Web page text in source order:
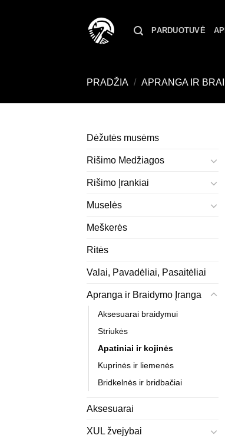
PARDUOTUVĖ
PRADŽIA / APRANGA IR
Dėžutės musėms
Rišimo Medžiagos
Rišimo Įrankiai
Muselės
Meškerės
Ritės
Valai, Pavadėliai, Pasaitėliai
Apranga ir Braidymo Įranga
Aksesuarai braidymui
Striukės
Apatiniai ir kojinės
Kuprinės ir liemenės
Bridkelnės ir bridbačiai
Aksesuarai
XUL žvejybai